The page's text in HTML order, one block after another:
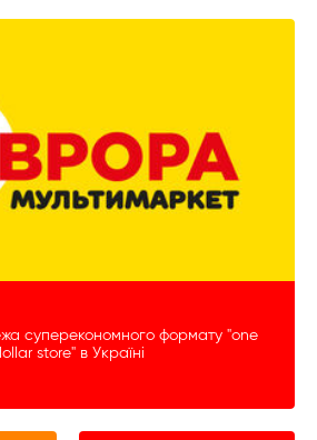
Годинники
суперекономного формату "one
store" в Україні